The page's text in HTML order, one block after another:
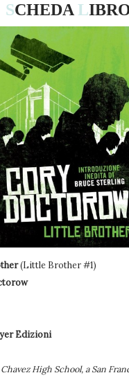
SCHEDA L
(Little Brother #1)
Edizioni
High School, a San